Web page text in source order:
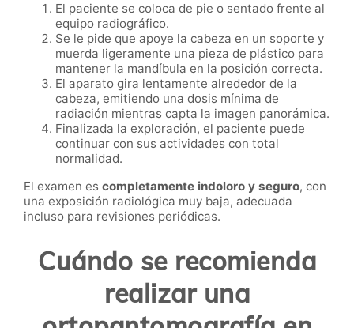
El paciente se coloca de pie o sentado frente al
equipo radiográfico.
Se le pide que apoye la cabeza en un soporte y
muerda ligeramente una pieza de plástico para
mantener la mandíbula en la posición correcta.
El aparato gira lentamente alrededor de la
cabeza, emitiendo una dosis mínima de
radiación mientras capta la imagen panorámica.
Finalizada la exploración, el paciente puede
continuar con sus actividades con total
normalidad.
El examen es completamente indoloro y seguro, con
una exposición radiológica muy baja, adecuada
incluso para revisiones periódicas.
Cuándo se recomienda
realizar una